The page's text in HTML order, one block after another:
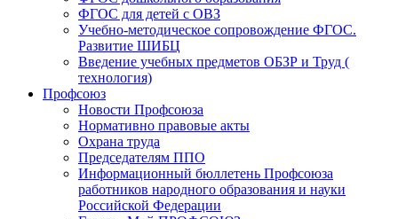
ФГОС для детей с ОВЗ
Учебно-методическое сопровождение ФГОС.
Развитие ШИБЦ
Введение учебных предметов ОБЗР и Труд (
технология)
Профсоюз
Новости Профсоюза
Нормативно правовые акты
Охрана труда
Председателям ППО
Информационный бюллетень Профсоюза
работников народного образования и науки
Российской Федерации